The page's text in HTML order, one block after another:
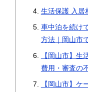
生活保護 入居
車中泊を続け
方法｜岡山市
【岡山市】生
費用・審査の
【岡山市】ケ